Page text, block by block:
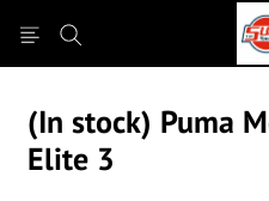
(In stock) Puma
Elite 3